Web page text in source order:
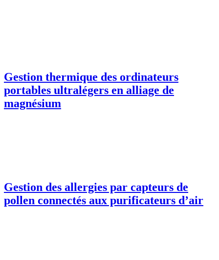
Gestion thermique des ordinateurs
portables ultralégers en alliage de
magnésium
Gestion des allergies par capteurs de
pollen connectés aux purificateurs d’air